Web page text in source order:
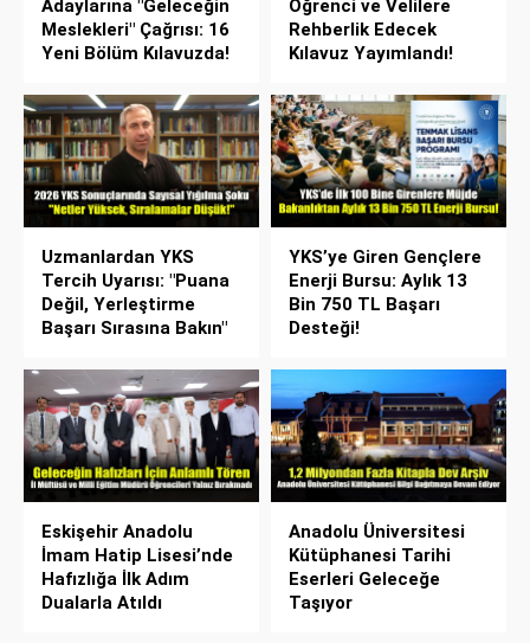
Adaylarına "Geleceğin
Meslekleri" Çağrısı: 16
Yeni Bölüm Kılavuzda!
Öğrenci ve Velilere
Rehberlik Edecek
Kılavuz Yayımlandı!
Uzmanlardan YKS
Tercih Uyarısı: "Puana
Değil, Yerleştirme
Başarı Sırasına Bakın"
YKS’ye Giren Gençlere
Enerji Bursu: Aylık 13
Bin 750 TL Başarı
Desteği!
Eskişehir Anadolu
İmam Hatip Lisesi’nde
Hafızlığa İlk Adım
Dualarla Atıldı
Anadolu Üniversitesi
Kütüphanesi Tarihi
Eserleri Geleceğe
Taşıyor